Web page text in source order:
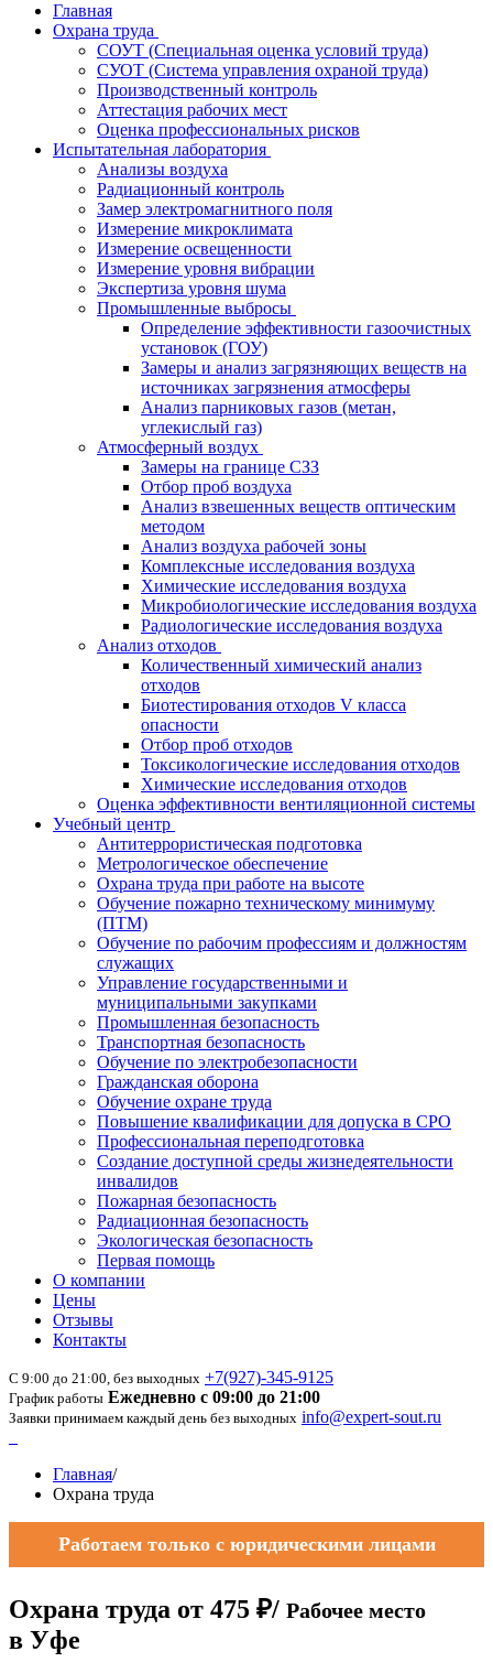
Главная
Охрана труда
СОУТ (Специальная оценка условий труда)
СУОТ (Система управления охраной труда)
Производственный контроль
Аттестация рабочих мест
Оценка профессиональных рисков
Испытательная лаборатория
Анализы воздуха
Радиационный контроль
Замер электромагнитного поля
Измерение микроклимата
Измерение освещенности
Измерение уровня вибрации
Экспертиза уровня шума
Промышленные выбросы
Определение эффективности газоочистных
установок (ГОУ)
Замеры и анализ загрязняющих веществ на
источниках загрязнения атмосферы
Анализ парниковых газов (метан,
углекислый газ)
Атмосферный воздух
Замеры на границе СЗЗ
Отбор проб воздуха
Анализ взвешенных веществ оптическим
методом
Анализ воздуха рабочей зоны
Комплексные исследования воздуха
Химические исследования воздуха
Микробиологические исследования воздуха
Радиологические исследования воздуха
Анализ отходов
Количественный химический анализ
отходов
Биотестирования отходов V класса
опасности
Отбор проб отходов
Токсикологические исследования отходов
Химические исследования отходов
Оценка эффективности вентиляционной системы
Учебный центр
Антитеррористическая подготовка
Метрологическое обеспечение
Охрана труда при работе на высоте
Обучение пожарно техническому минимуму
(ПТМ)
Обучение по рабочим профессиям и должностям
служащих
Управление государственными и
муниципальными закупками
Промышленная безопасность
Транспортная безопасность
Обучение по электробезопасности
Гражданская оборона
Обучение охране труда
Повышение квалификации для допуска в СРО
Профессиональная переподготовка
Создание доступной среды жизнедеятельности
инвалидов
Пожарная безопасность
Радиационная безопасность
Экологическая безопасность
Первая помощь
О компании
Цены
Отзывы
Контакты
С 9:00 до 21:00, без выходных +7(927)-345-9125
График работы Ежедневно с 09:00 до 21:00
Заявки принимаем каждый день без выходных info@expert-sout.ru
Главная/
Охрана труда
Работаем только с юридическими лицами
Охрана труда от 475 ₽/ Рабочее место
в Уфе